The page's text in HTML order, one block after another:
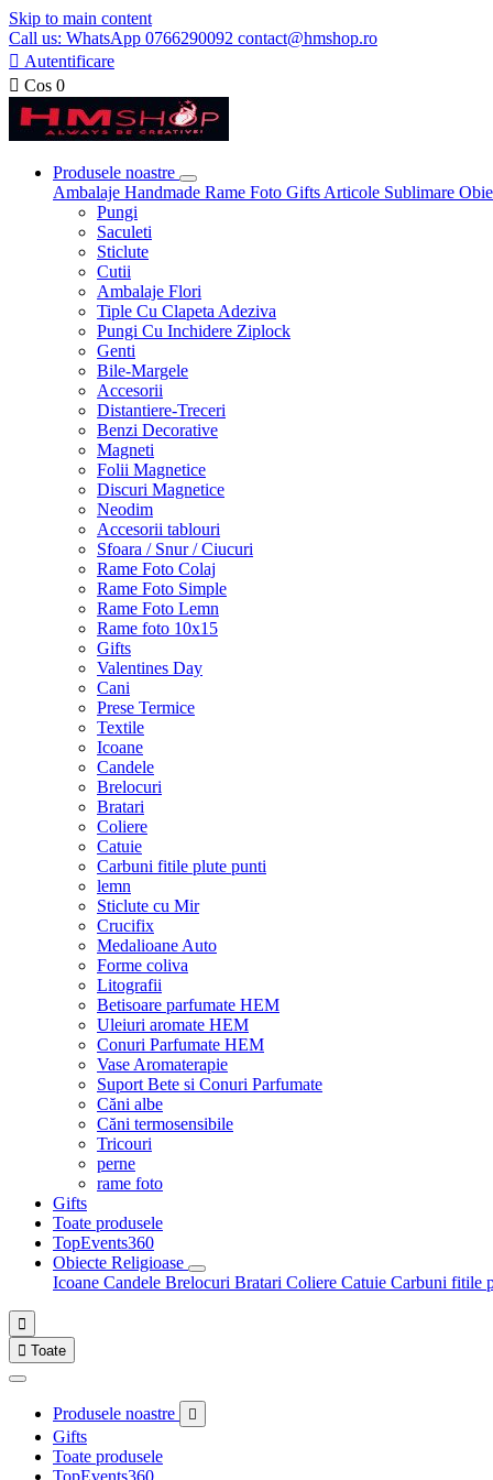
Skip to main content
Call us: WhatsApp 0766290092 contact@hmshop.ro
 Autentificare
 Cos 0
Produsele noastre
Ambalaje Handmade Rame Foto Gifts Articole Sublimare
Pungi
Saculeti
Sticlute
Cutii
Ambalaje Flori
Tiple Cu Clapeta Adeziva
Pungi Cu Inchidere Ziplock
Genti
Bile-Margele
Accesorii
Distantiere-Treceri
Benzi Decorative
Magneti
Folii Magnetice
Discuri Magnetice
Neodim
Accesorii tablouri
Sfoara / Snur / Ciucuri
Rame Foto Colaj
Rame Foto Simple
Rame Foto Lemn
Rame foto 10x15
Gifts
Valentines Day
Cani
Prese Termice
Textile
Icoane
Candele
Brelocuri
Bratari
Coliere
Catuie
Carbuni fitile plute punti
lemn
Sticlute cu Mir
Crucifix
Medalioane Auto
Forme coliva
Litografii
Betisoare parfumate HEM
Uleiuri aromate HEM
Conuri Parfumate HEM
Vase Aromaterapie
Suport Bete si Conuri Parfumate
Căni albe
Căni termosensibile
Tricouri
perne
rame foto
Gifts
Toate produsele
TopEvents360
Obiecte Religioase
Icoane Candele Brelocuri Bratari Coliere Catuie Carbuni fitile

 Toate
Produsele noastre 
Gifts
Toate produsele
TopEvents360